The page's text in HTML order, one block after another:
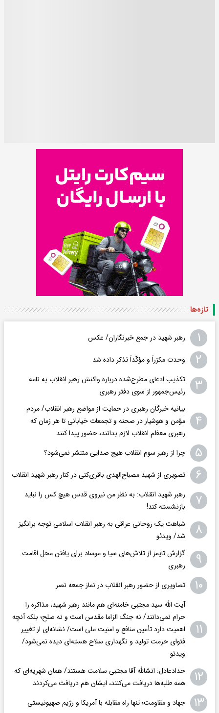
تازه‌ها
۱ رهبر شهید در جمع خبرنگاران/ عکس
۲ وحدت مکرّراً و مؤکّداً تذکر داده شد
۳
تکذیب ادعای مطرح‌شده درباره واکنش رهبر انقلاب به نامه
رئیس‌جمهور از سوی دفتر رهبری
۴
بیانیه خبرگان رهبری در حمایت از مواضع رهبر انقلاب/ مردم
مؤمن و هوشیار در صحنه و تجمعات‌ خیابانی تا هر زمان که
رهبری معظم انقلاب لازم بدانند، حضور پیدا کنند
۵ چرا از رهبر سوم انقلاب هیچ صدایی منتشر نمی‌شود؟
۶ تصویری از شهید مصباح‌الهدی باقری‌کنی در کنار رهبر شهید انقلاب
۷
رهبر شهید انقلاب: به نظر من نیروی قدس هیچ کس را نباید
بازنشسته کند!
۸
شباهت یک روحانی عراقی به رهبر انقلاب اسلامی توجه برانگیز
شد/ ویدئو
۹
گزارش تایمز از تلاش‌های سیا و موساد برای یافتن محل اقامت
رهبری
۱۰ تصاویری از حضور رهبر انقلاب در نماز جمعه نصر
۱۱
آیت الله سید مجتبی خامنه‌ای هم مانند رهبر شهید، مذاکره را
حرام نمی‌دانند/ نه جنگ الزاما مقدس است و نه صلح؛ بلکه آنچه
اهمیت دارد تأمین منافع و امنیت ملی است/ نشانه‌ای از تغییر
فتوای حرمت تولید و نگهداری سلاح هسته‌ای دیده نمی‌شود/
ویدئو
۱۲
حدادعادل: انشالله آقا مجتبی سلامت هستند/ همان شهریه‌ای که
همه طلبه‌ها دریافت می‌کنند، ایشان هم دریافت می‌کردند
۱۳ جهاد و مقاومت؛ تنها راه مقابله با آمریکا و رژیم صهیونیستی